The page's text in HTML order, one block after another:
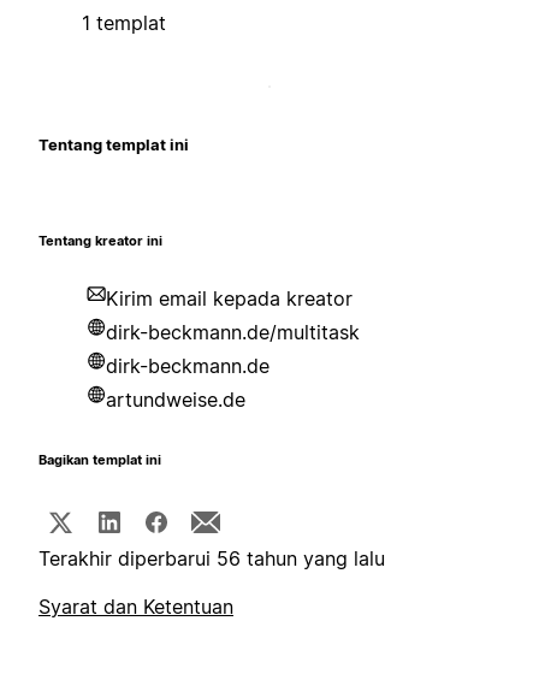
1 templat
Tentang templat ini
Tentang kreator ini
Kirim email kepada kreator
dirk-beckmann.de/multitask
dirk-beckmann.de
artundweise.de
Bagikan templat ini
Terakhir diperbarui 56 tahun yang lalu
Syarat dan Ketentuan